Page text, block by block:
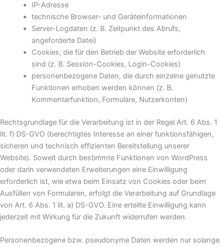
IP-Adresse
technische Browser- und Geräteinformationen
Server-Logdaten (z. B. Zeitpunkt des Abrufs,
angeforderte Datei)
Cookies, die für den Betrieb der Website erforderlich
sind (z. B. Session-Cookies, Login-Cookies)
personenbezogene Daten, die durch einzelne genutzte
Funktionen erhoben werden können (z. B.
Kommentarfunktion, Formulare, Nutzerkonten)
Rechtsgrundlage für die Verarbeitung ist in der Regel Art. 6 Abs. 1
lit. f) DS-GVO (berechtigtes Interesse an einer funktionsfähigen,
sicheren und technisch effizienten Bereitstellung unserer
Website). Soweit durch bestimmte Funktionen von WordPress
oder darin verwendeten Erweiterungen eine Einwilligung
erforderlich ist, wie etwa beim Einsatz von Cookies oder beim
Ausfüllen von Formularen, erfolgt die Verarbeitung auf Grundlage
von Art. 6 Abs. 1 lit. a) DS-GVO. Eine erteilte Einwilligung kann
jederzeit mit Wirkung für die Zukunft widerrufen werden.
Personenbezogene bzw. pseudonyme Daten werden nur solange